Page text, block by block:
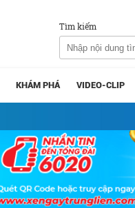
Tìm kiếm
KHÁM PHÁ VIDEO-CLIP